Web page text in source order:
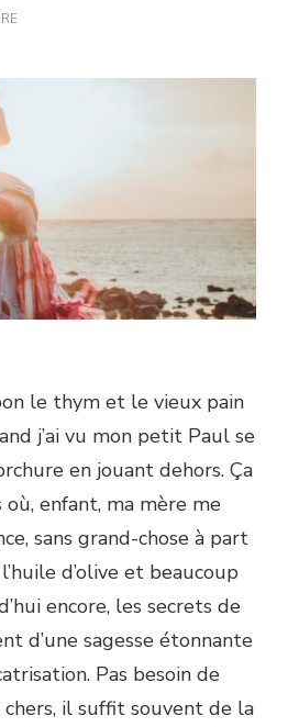
SUR
GRAND-
DES
BLESSURES
le thym et le vieux pain
j’ai vu mon petit Paul se
en jouant dehors. Ça
où, enfant, ma mère me
sans grand-chose à part
d’olive et beaucoup
encore, les secrets de
d’une sagesse étonnante
Pas besoin de
il suffit souvent de la